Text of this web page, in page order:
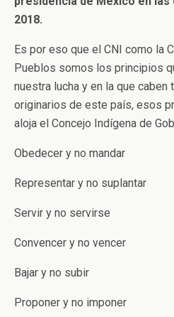
2018.
Es por eso que el CNI como la
Pueblos somos los principios
nuestra lucha y en la que
originarios de este país, esos
aloja el Concejo Indígena de
Obedecer y no mandar
Representar y no suplantar
Servir y no servirse
Convencer y no vencer
Bajar y no subir
Proponer y no imponer